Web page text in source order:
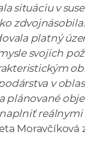
situáciu v
platný
svojich
v
plánované
reálnymi
Moravčíková